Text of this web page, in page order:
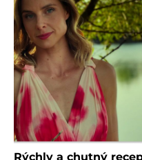
Rýchly a chutný